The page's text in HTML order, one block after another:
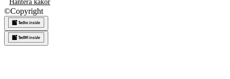
Hantera kakor
©Copyright